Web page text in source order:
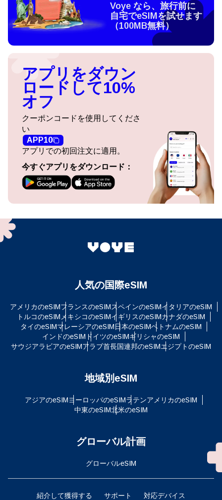
Voye なら、旅行前に
自宅でeSIMを試せます
（100MB無料）
アプリをダウン
ロードして10%
オフ
クーポンコードを使用してくださ
い
APP10
アプリでの初回注文に適用。
今すぐアプリをダウンロード：
人気の国際eSIM
アメリカのeSIMフランスのeSIMスペインのeSIMイタリアのeSIM
トルコのeSIM メキシコのeSIMイギリスのeSIMカナダのeSIM
タイのeSIMマレーシアのeSIM日本のeSIMベトナムのeSIM
インドのeSIM ドイツのeSIMギリシャのeSIM
サウジアラビアのeSIMアラブ首長国連邦のeSIMエジプトのeSIM
地域別eSIM
アジアのeSIMヨーロッパのeSIMラテンアメリカのeSIM
中東のeSIM北米のeSIM
グローバル計画
グローバルeSIM
紹介して獲得する サポート 対応デバイス